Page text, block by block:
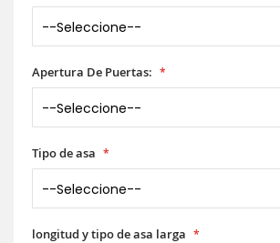
Apertura De Puertas:
Tipo de asa
longitud y tipo de asa larga